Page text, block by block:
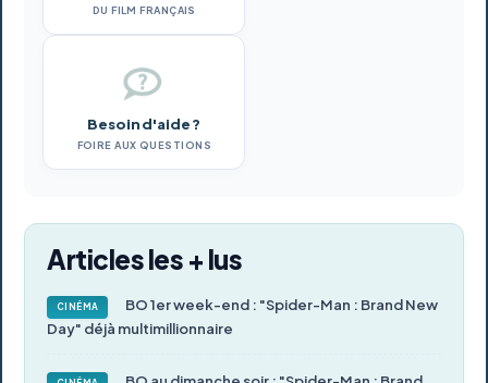
DU FILM FRANÇAIS
Besoin d'aide ?
FOIRE AUX QUESTIONS
Articles les + lus
CINÉMA
BO 1er week-end : "Spider-Man : Brand New
Day" déjà multimillionnaire